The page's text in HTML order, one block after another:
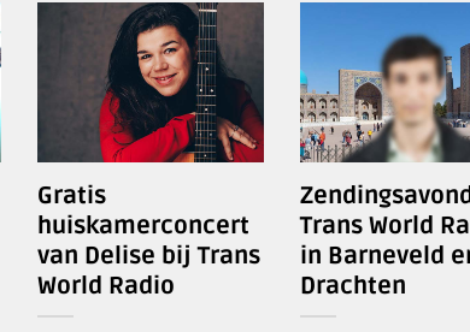
Gratis
huiskamerconcert
van Delise bij Trans
World Radio
Trans World
in Barneveld
Drachten